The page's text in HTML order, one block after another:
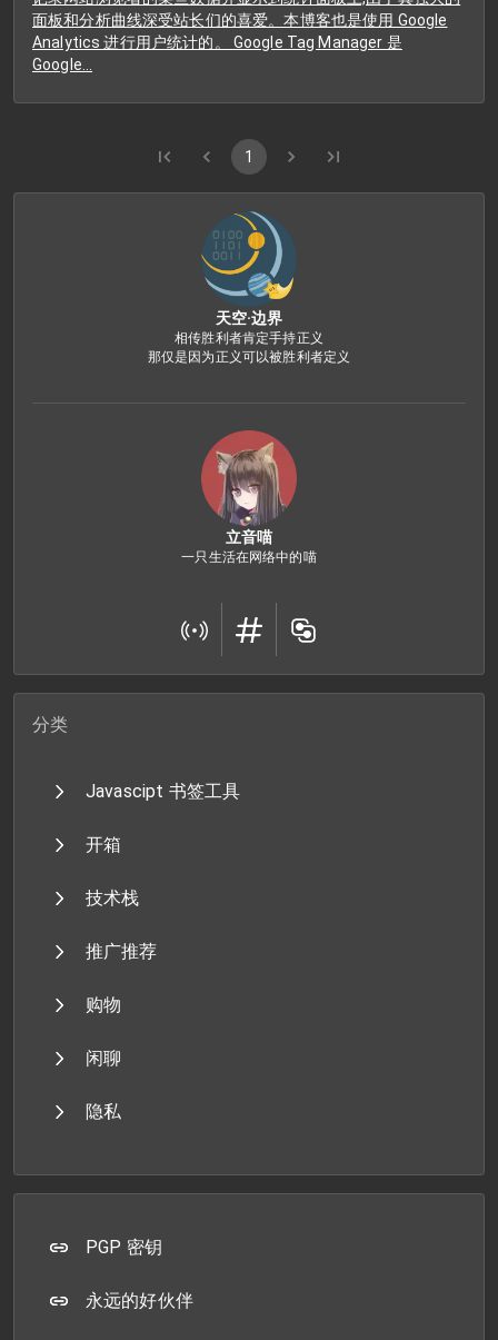
面板和分析曲线深受站长们的喜爱。本博客也是使用 Google
Analytics 进行用户统计的。 Google Tag Manager 是
Google…
1
天空·边界
相传胜利者肯定手持正义
那仅是因为正义可以被胜利者定义
立音喵
一只生活在网络中的喵
分类
Javascipt 书签工具
开箱
技术栈
推广推荐
购物
闲聊
隐私
PGP 密钥
永远的好伙伴